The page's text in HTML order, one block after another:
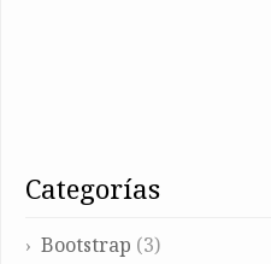
categorías
Bootstrap (3)